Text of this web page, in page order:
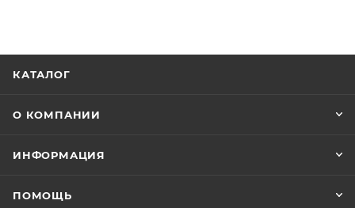
КАТАЛОГ
О КОМПАНИИ
ИНФОРМАЦИЯ
ПОМОЩЬ